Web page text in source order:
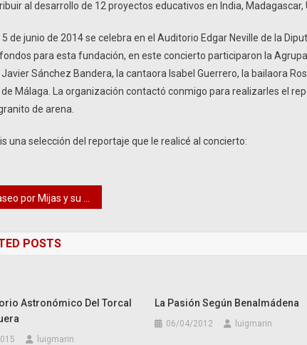
al desarrollo de 12 proyectos educativos en India, Madagascar,
5 de junio de 2014 se celebra en el Auditorio Edgar Neville de la
para esta fundación, en este concierto participaron la
Javier Sánchez Bandera, la cantaora Isabel Guerrero, la bailaora
de Málaga. La organización contactó conmigo para realizarles el
de arena.
una selección del reportaje que le realicé al concierto:
por Mijas y su casa-museo
POSTS
Astronómico Del Torcal
luigmarin
La Pasión Según Benalmádena
06/04/2012 luigmarin